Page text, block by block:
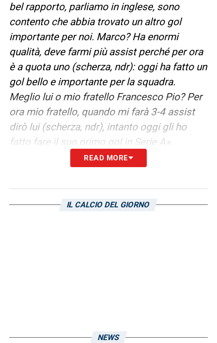
bel rapporto, parliamo in inglese, sono
contento che abbia trovato un altro gol
importante per noi. Marco? Ha enormi
qualità, deve farmi più assist perché per ora
è a quota uno (scherza, ndr): oggi ha fatto un
gol bello e importante per la squadra.
Meglio lui o mio fratello Francesco Pio? Per
ora mio fratello, quando mi farà 3-4 assist
dirò lui (scherza, ndr), intanto oggi gli ho
fatto fare il suo primo gol in Serie A».
SACRIFICIO –«Penso sia normale per un
squadra a tutto campo. Su ogni fronte è
assolutamente: a inizio stagione venivo
READ MORE
IL CALCIO DEL GIORNO
NEWS